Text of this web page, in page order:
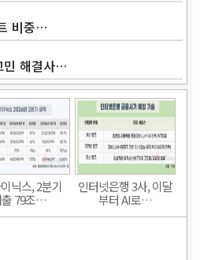
비중…
민 해결사…
닉스, 2분기
출 79조…
인터넷은행 3사, 이달
부터 AI로…